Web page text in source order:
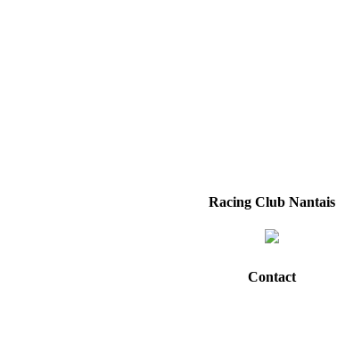
Racing Club Nantais
Contact